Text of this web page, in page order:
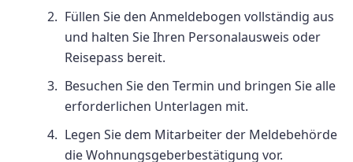
Füllen Sie den Anmeldebogen vollständig aus
und halten Sie Ihren Personalausweis oder
Reisepass bereit.
Besuchen Sie den Termin und bringen Sie alle
erforderlichen Unterlagen mit.
Legen Sie dem Mitarbeiter der Meldebehörde
die Wohnungsgeberbestätigung vor.